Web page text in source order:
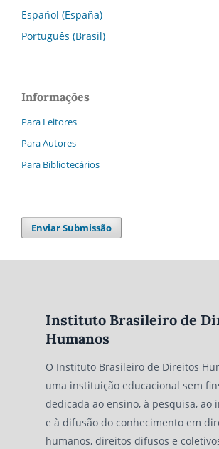
Español (España)
Português (Brasil)
Informações
Para Leitores
Para Autores
Para Bibliotecários
Enviar Submissão
Instituto Brasileiro de
Humanos
O Instituto Brasileiro de Direitos
uma instituição educacional sem
dedicada ao ensino, à pesquisa, ao
e à difusão do conhecimento em
humanos, direitos difusos e